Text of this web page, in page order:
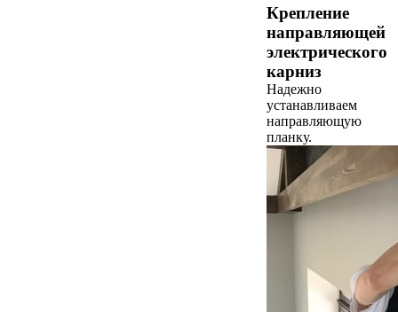
Крепление
направляющей
электрического
карниз
Надежно
устанавливаем
направляющую
планку.